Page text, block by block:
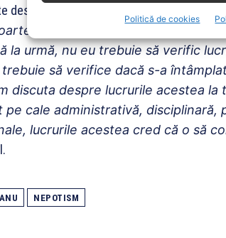
Politică de cookies
despre un inginer care îi stă în coaste și
la curent cu chestiunile acestea”
la urmă, nu eu trebuie să verific
să verifice dacă s-a
discuta despre lucrurile acestea la
cale administrativă, disciplinară,
lucrurile acestea cred că o să
NEPOTISM